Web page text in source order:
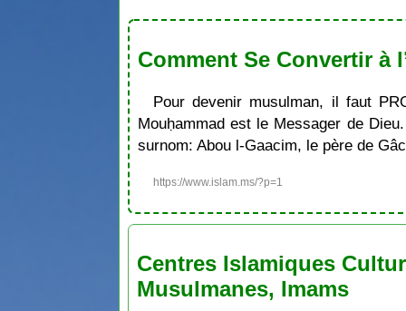
Comment Se Convertir à
Pour devenir musulman, il faut
Mouḥammad est le Messager de
surnom: Abou l-Gaacim, le père de
https://www.islam.ms/?p=1
Centres Islamiques
Musulmanes, Imams